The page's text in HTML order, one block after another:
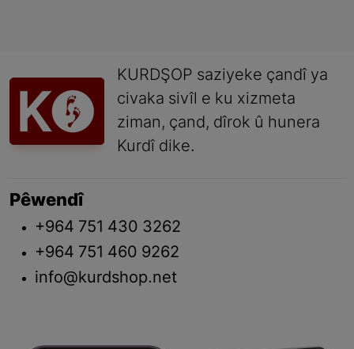
KURDŞOP saziyeke çandî ya
civaka sivîl e ku xizmeta
ziman, çand, dîrok û hunera
Kurdî dike.
Pêwendî
+964 751 430 3262
+964 751 460 9262
info@kurdshop.net